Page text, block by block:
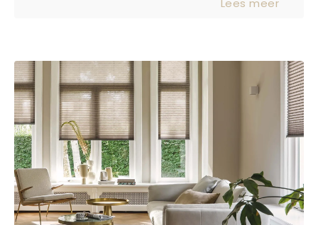
huisdieren die hun gang gaan,
modern huishouden. Maar waarom zou
je nu juist voor marmoleum kiezen? Wij
zetten de voordelen voor je op een rij!
Lees meer